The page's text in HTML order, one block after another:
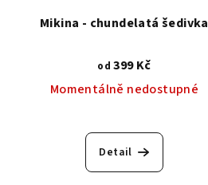
Mikina - chundelatá šedivka
od 399 Kč
Momentálně nedostupné
Detail